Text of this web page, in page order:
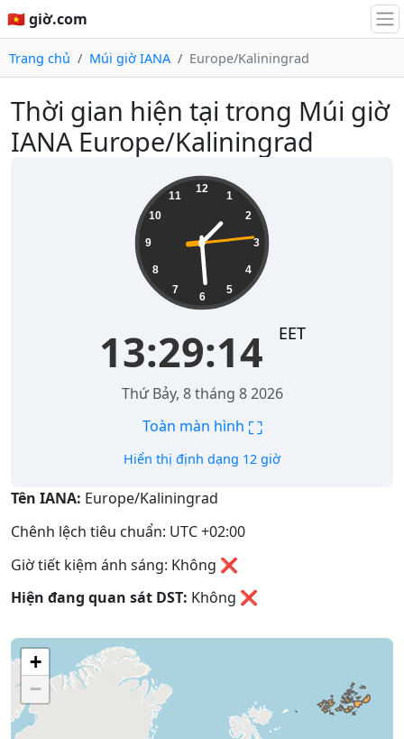
🇻🇳 giờ.com
Trang chủ Múi giờ IANA Europe/Kaliningrad
Thời gian hiện tại trong Múi giờ
IANA Europe/Kaliningrad
12
1
2
3
4
5
6
7
8
9
10
11
13:29:14 EET
Thứ Bảy, 8 tháng 8 2026
Toàn màn hình ⛶
Hiển thị định dạng 12 giờ
Tên IANA: Europe/Kaliningrad
Chênh lệch tiêu chuẩn: UTC +02:00
Giờ tiết kiệm ánh sáng: Không ❌
Hiện đang quan sát DST: Không ❌
+
−